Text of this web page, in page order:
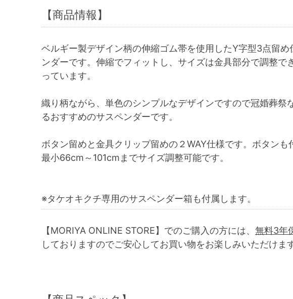
【商品情報】
ベルギー製デザイン柄の伸縮ゴム帯を使用したY字型3点留め
ンダーです。 伸縮でフィットし、サイズは金具部分で調整で
っています。
織り柄ながら、単色のシンプルなデザインですので冠婚葬祭
るおすすめのサスペンダーです。
ボタン留めと金具クリップ留めの２WAY仕様です。ボタンも
最小66cm～101cmまでサイズ調整可能です。
※タケオキクチ専用のサスペンダー箱も付属します。
【MORIYA ONLINE STORE】でのご購入の方には、 無料3年
しておりますのでご安心してお買い物をお楽しみいただけます